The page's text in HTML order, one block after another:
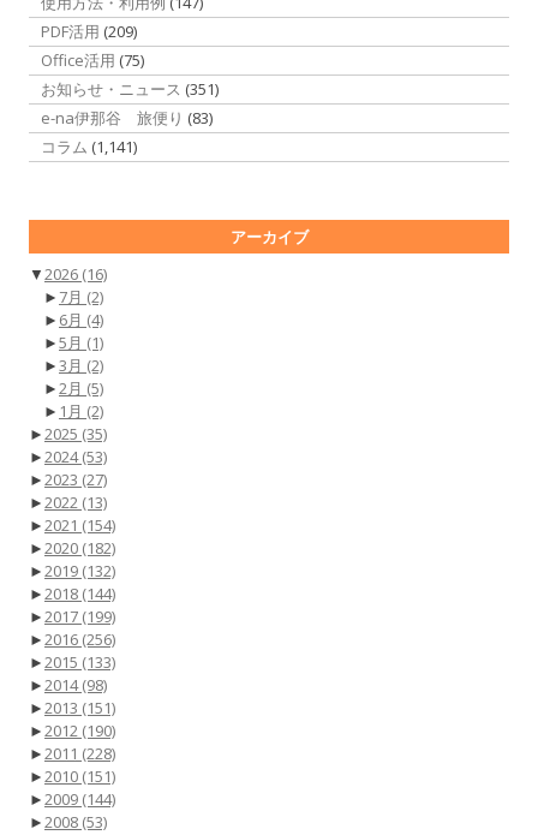
PDF活用 (209)
Office活用 (75)
お知らせ・ニュース (351)
e-na伊那谷 旅便り (83)
コラム (1,141)
アーカイブ
▼2026 (16)
► 7月 (2)
► 6月 (4)
►5月 (1)
►3月 (2)
►2月 (5)
► 1月 (2)
►2025 (35)
►2024(53)
►2023 (27)
►2022 (13)
►2021 (154)
►2020 (182)
►2019 (132)
►2018 (144)
►2017 (199)
►2016 (256)
►2015 (133)
►2014(98)
►2013 (151)
►2012 (190)
►2011 (228)
►2010 (151)
►2009 (144)
►2008 (53)